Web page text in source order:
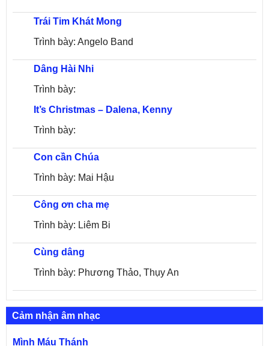
Trái Tim Khát Mong
Trình bày: Angelo Band
Dâng Hài Nhi
Trình bày:
It’s Christmas – Dalena, Kenny
Trình bày:
Con cần Chúa
Trình bày: Mai Hậu
Công ơn cha mẹ
Trình bày: Liêm Bi
Cùng dâng
Trình bày: Phương Thảo, Thụy An
Cảm nhận âm nhạc
Mình Máu Thánh